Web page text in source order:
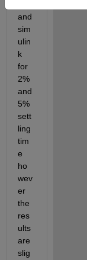
and
sim
ulin
k
for
2%
and
5%
sett
ling
tim
e
ho
wev
er
the
res
ults
are
slig